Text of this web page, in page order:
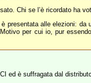
Chi se l’è ricordato ha
presentata alle elezioni:
per cui io, pur
ed è suffragata dal